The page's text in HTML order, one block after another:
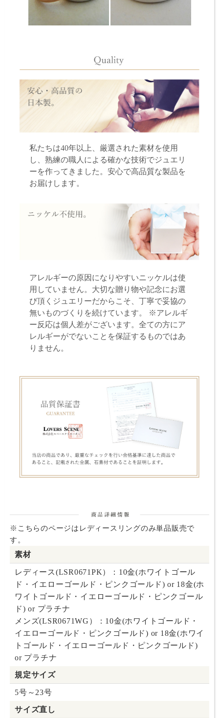
私たちは40年以上、厳選された素材を使用
し、熟練の職人による確かな技術でジュエリ
ーを作ってきました。安心で高品質な製品を
お届けします。
アレルギーの原因になりやすいニッケルは使
用していません。大切な贈り物や記念にお選
び頂くジュエリーだからこそ、丁寧で妥協の
無いものづくりを続けています。 ※アレルギ
ー反応は個人差がございます。全ての方にア
レルギーがでないことを保証するものではあ
りません。
※こちらのページはレディースリングのみ単品販売で
す。
素材
レディース(LSR0671PK）： 10金(ホワイトゴール
ド・イエローゴールド・ピンクゴールド) or 18金(ホ
ワイトゴールド・イエローゴールド・ピンクゴール
ド) or プラチナ
メンズ(LSR0671WG）： 10金(ホワイトゴールド・
イエローゴールド・ピンクゴールド) or 18金(ホワイ
トゴールド・イエローゴールド・ピンクゴールド)
or プラチナ
規定サイズ
5号～23号
サイズ直し